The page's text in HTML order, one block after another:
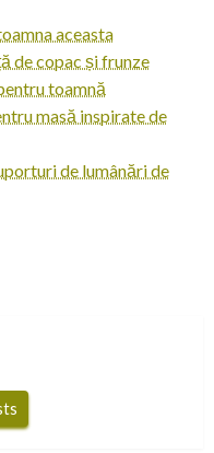
aceasta
de copac și frunze
toamnă
masă inspirate de
de lumânări de